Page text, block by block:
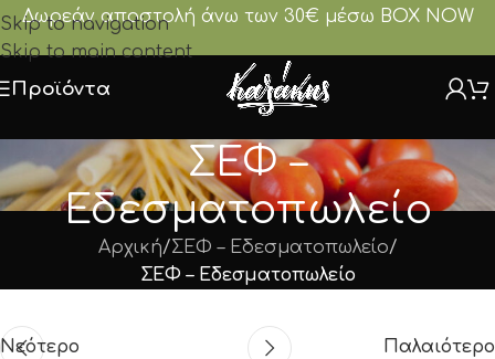
Skip to navigation
Skip to main content
Δωρεάν αποστολή άνω των 30€ μέσω BOX NOW
Προϊόντα
ΣΕΦ –
Εδεσματοπωλείο
Αρχική/ΣΕΦ – Εδεσματοπωλείο/
ΣΕΦ – Εδεσματοπωλείο
Νεότερο Παλαιότερο